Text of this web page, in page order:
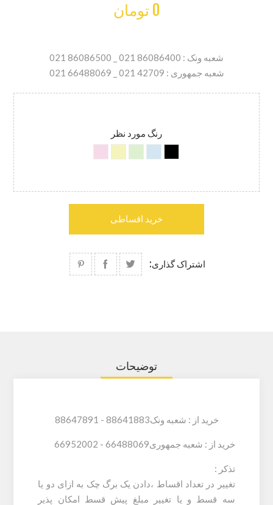
0 تومان
شعبه ونک : 86086400 021 _ 86086500 021
شعبه جمهوری : 42709 021 _ 66488069 021
رنگ مورد نظر
خرید اقساطی
اشتراک گذاری:
توضیحات
خرید از : شعبه ونک88641883 - 88647891
خرید از : شعبه جمهوری66488069 - 66952002
تذکر :
تغییر در تعداد اقساط ،دادن یک برگ چک به ازای دو یا
سه قسط و یا تغییر مبلغ پیش قسط امکان پذیر